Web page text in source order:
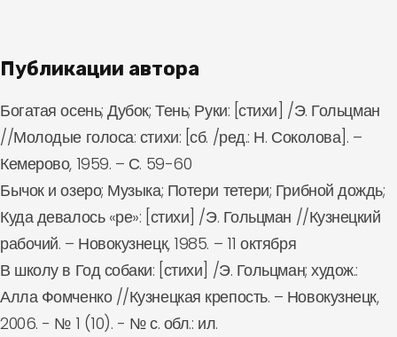
Публикации автора
Богатая осень; Дубок; Тень; Руки: [стихи] /Э. Гольцман
//Молодые голоса: стихи: [сб. /ред.: Н. Соколова]. –
Кемерово, 1959. – С. 59-60
Бычок и озеро; Музыка; Потери тетери; Грибной дождь;
Куда девалось «ре»: [стихи] /Э. Гольцман //Кузнецкий
рабочий. – Новокузнецк, 1985. – 11 октября
В школу в Год собаки: [стихи] /Э. Гольцман; худож.:
Алла Фомченко //Кузнецкая крепость. – Новокузнецк,
2006. - № 1 (10). - № с. обл.: ил.